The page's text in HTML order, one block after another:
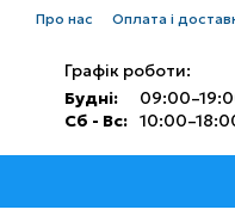
Перейти до основного
Про нас Оплата і
Графік роботи:
Будні:
Сб - Вс: